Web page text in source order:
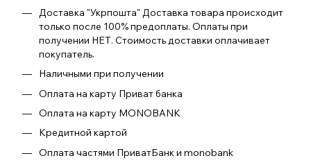
Доставка "Укрпошта" Доставка товара происходит
только после 100% предоплаты. Оплаты при
получении НЕТ. Стоимость доставки оплачивает
покупатель.
Наличными при получении
Оплата на карту Приват банка
Оплата на карту MONOBANK
Кредитной картой
Оплата частями ПриватБанк и monobank